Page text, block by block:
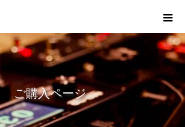
ご購入ページ